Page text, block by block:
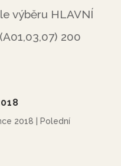
výběru HLAVNÍ
200
2018 Polední